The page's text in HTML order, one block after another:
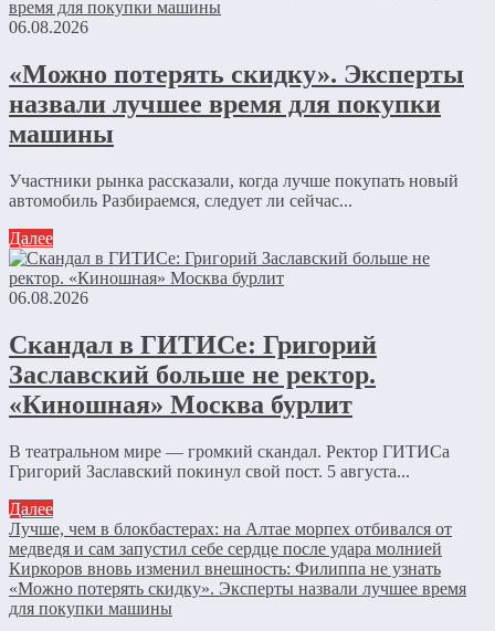
06.08.2026
«Можно потерять скидку». Эксперты
назвали лучшее время для покупки
машины
Участники рынка рассказали, когда лучше покупать новый
автомобиль Разбираемся, следует ли сейчас...
Далее
06.08.2026
Скандал в ГИТИСе: Григорий
Заславский больше не ректор.
«Киношная» Москва бурлит
В театральном мире — громкий скандал. Ректор ГИТИСа
Григорий Заславский покинул свой пост. 5 августа...
Далее
Лучше, чем в блокбастерах: на Алтае морпех отбивался от
медведя и сам запустил себе сердце после удара молнией
Киркоров вновь изменил внешность: Филиппа не узнать
«Можно потерять скидку». Эксперты назвали лучшее время
для покупки машины